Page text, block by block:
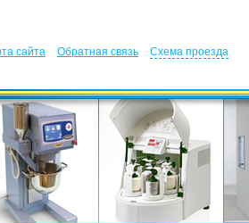
сайта Обратная связь Схема проезда